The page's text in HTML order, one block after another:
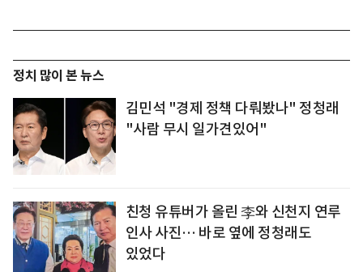
정치 많이 본 뉴스
김민석 "경제 정책 다뤄봤나" 정청래
"사람 무시 일가견있어"
친청 유튜버가 올린 李와 신천지 연루
인사 사진… 바로 옆에 정청래도
있었다